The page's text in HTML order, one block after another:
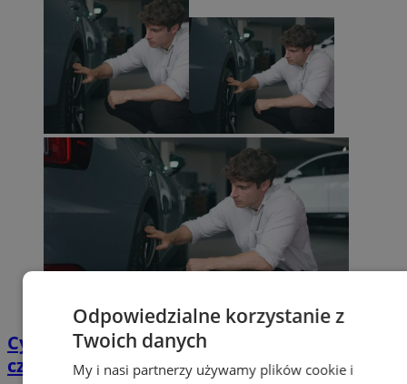
Cyfrowy przegląd przedtrasowy: co mówią
czujniki TPMS i diagnostyka pokładowa?
Odpowiedzialne korzystanie z
Twoich danych
My i nasi partnerzy używamy plików cookie i